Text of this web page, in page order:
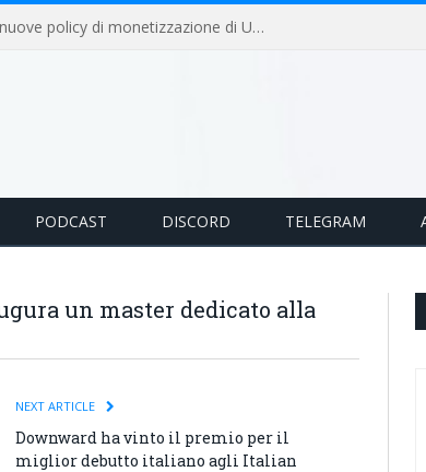
GameLoop Podcast #GL53: Le nuove policy di monetizzazione di Unity
PODCAST DISCORD TELEGRAM
un master dedicato alla
NEXT ARTICLE
Downward ha vinto il premio per il
miglior debutto italiano agli Italian